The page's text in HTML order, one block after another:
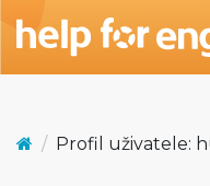
Profil uživatele: